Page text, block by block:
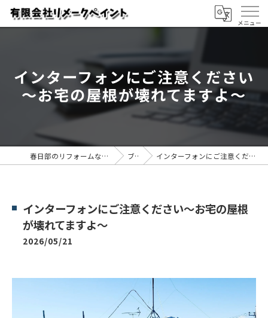
インターフォンにご注意ください
～お宅の屋根が壊れてますよ～
春日部のリフォームなら有限会社リメークペイント ブログ インターフォンにご注意ください～お宅の屋根が壊れてますよ～
インターフォンにご注意ください～お宅の屋根
が壊れてますよ～
2026/05/21